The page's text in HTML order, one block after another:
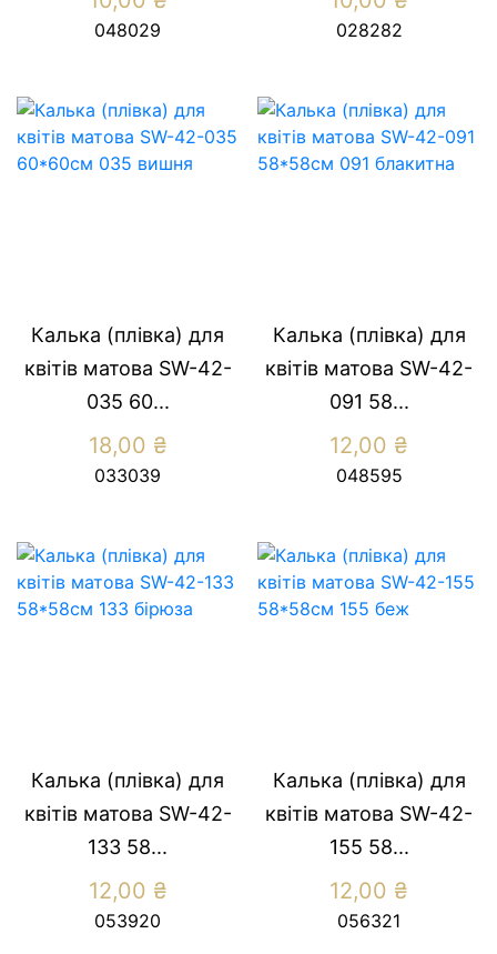
048029 028282
Калька (плівка) для
квітів матова SW-42-
035 60...
18,00 ₴
033039
Калька (плівка) для
квітів матова SW-42-
091 58...
12,00 ₴
048595
Калька (плівка) для
квітів матова SW-42-
133 58...
12,00 ₴
053920
Калька (плівка) для
квітів матова SW-42-
155 58...
12,00 ₴
056321